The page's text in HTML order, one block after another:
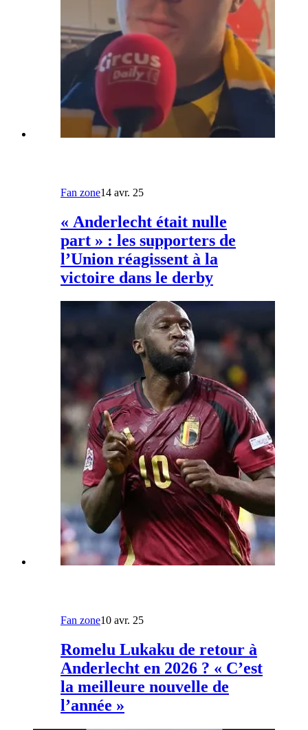
Fan zone14 avr. 25
« Anderlecht était nulle
part » : les supporters de
l’Union réagissent à la
victoire dans le derby
Fan zone10 avr. 25
Romelu Lukaku de retour à
Anderlecht en 2026 ? « C’est
la meilleure nouvelle de
l’année »